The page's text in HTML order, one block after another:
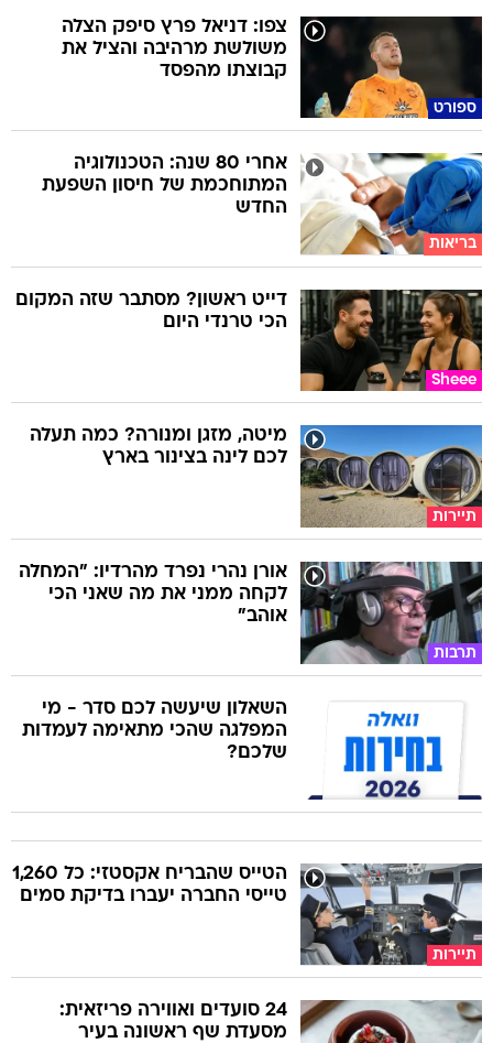
ספורט
צפו: דניאל פרץ סיפק הצלה
משולשת מרהיבה והציל את
קבוצתו מהפסד
בריאות
אחרי 80 שנה: הטכנולוגיה
המתוחכמת של חיסון השפעת
החדש
Sheee
דייט ראשון? מסתבר שזה המקום
הכי טרנדי היום
תיירות
מיטה, מזגן ומנורה? כמה תעלה
לכם לינה בצינור בארץ
תרבות
אורן נהרי נפרד מהרדיו: "המחלה
לקחה ממני את מה שאני הכי
אוהב"
השאלון שיעשה לכם סדר - מי
המפלגה שהכי מתאימה לעמדות
שלכם?
תיירות
הטייס שהבריח אקסטזי: כל 1,260
טייסי החברה יעברו בדיקת סמים
24 סועדים ואווירה פריזאית:
מסעדת שף ראשונה בעיר